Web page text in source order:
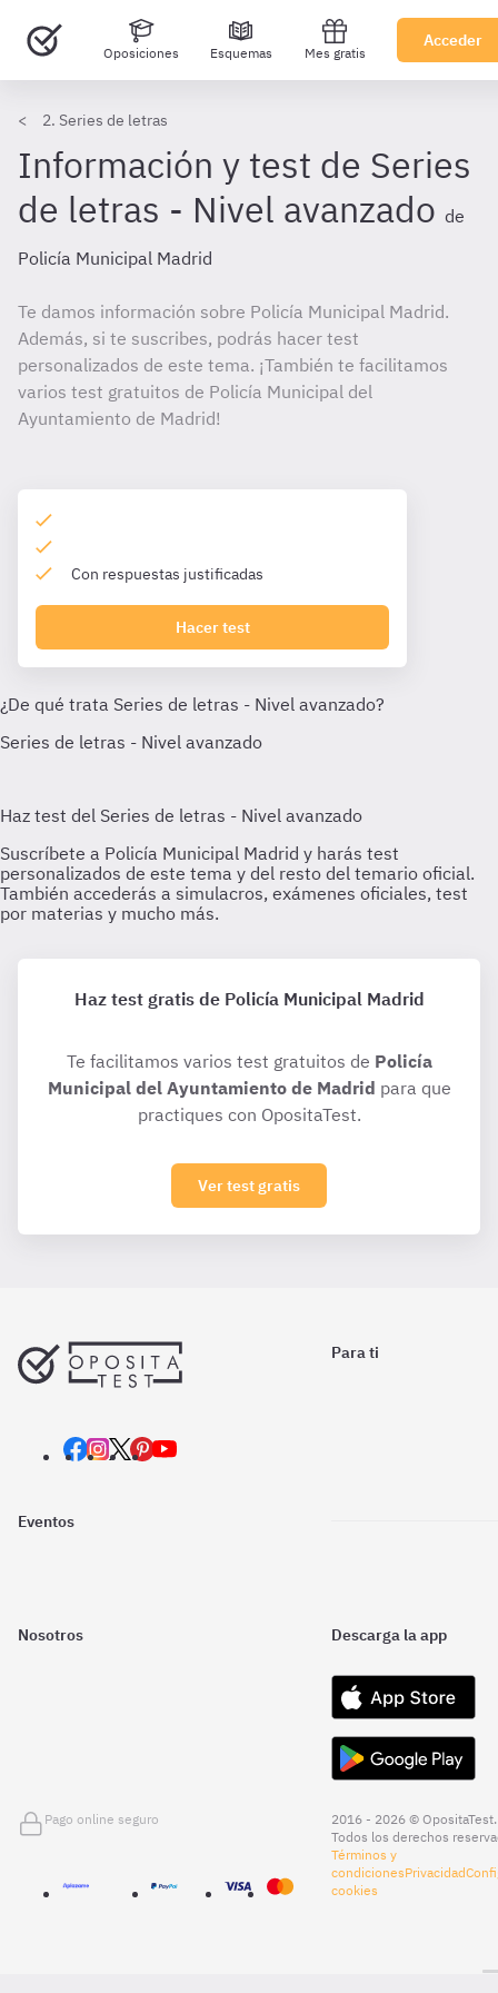
Oposiciones Esquemas Mes gratis
Acceder
2. Series de letras
Información y test de Series
de letras - Nivel avanzado de
Policía Municipal Madrid
Te damos información sobre Policía Municipal Madrid.
Además, si te suscribes, podrás hacer test
personalizados de este tema. ¡También te facilitamos
varios test gratuitos de Policía Municipal del
Ayuntamiento de Madrid!
Con respuestas justificadas
Hacer test
Haz test gratis de Policía Municipal Madrid
Te facilitamos varios test gratuitos de Policía
Municipal del Ayuntamiento de Madrid para que
practiques con OpositaTest.
Ver test gratis
Para ti
Eventos
Nosotros Descarga la app
Pago online seguro
2016 - 2026 © OpositaTest.
Todos los derechos
Términos y
condicionesPrivacidad
cookies